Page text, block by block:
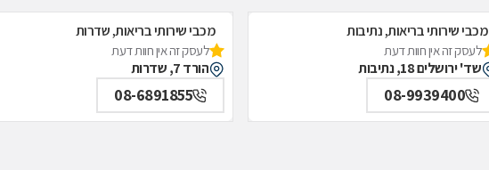
מכבי שירותי בריאות, נתיבות
לעסק זה אין חוות דעת
שד' ירושלים 18, נתיבות
08-9939400
מכבי שירותי בריאות, שדרות
לעסק זה אין חוות דעת
הורד 7, שדרות
08-6891855